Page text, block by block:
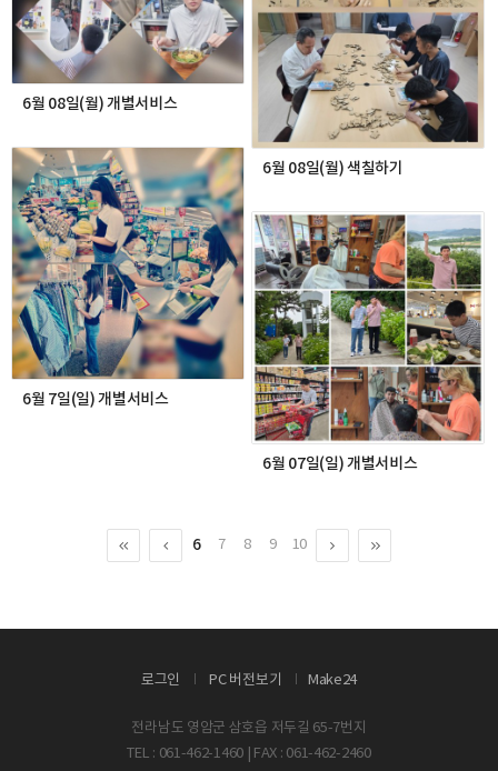
6월 08일(월) 색칠하기
6월 08일(월) 개별서비스
6월 7일(일) 개별서비스
6월 07일(일) 개별서비스
6 7 8 9 10
로그인 PC 버전보기 Make24
전라남도 영암군 삼호읍 저두길 65-7번지
TEL : 061-462-1460 | FAX : 061-462-2460